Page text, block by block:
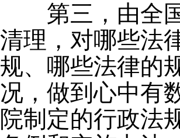
第三，由全国
清理，对哪些法
规、哪些法律的
况，做到心中有
院制定的行政法